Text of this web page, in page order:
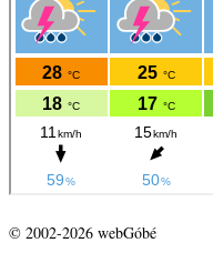
© 2002-2026 webGóbé